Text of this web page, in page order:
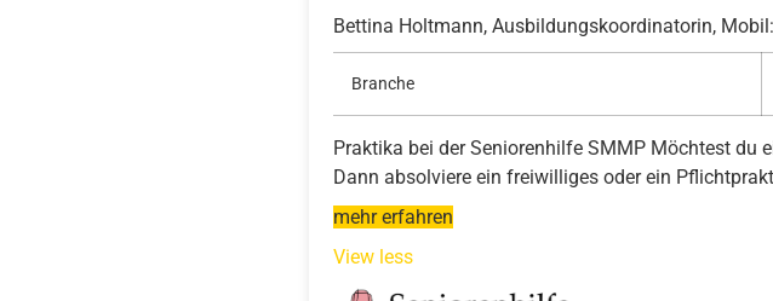
Bettina Holtmann, Ausbildungskoordinatorin,
Branche
Praktika bei der Seniorenhilfe SMMP Möchtest du
Dann absolviere ein freiwilliges oder ein
mehr erfahren
View less